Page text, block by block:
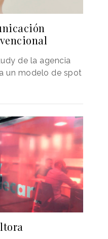
de la agencia
un modelo de spot